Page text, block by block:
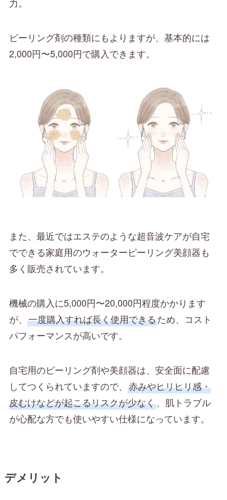
ピーリング剤の種類にもよりますが、基本的には
2,000円〜5,000円で購入できます。
また、最近ではエステのような超音波ケアが自宅
でできる家庭用のウォーターピーリング美顔器も
多く販売されています。
機械の購入に5,000円〜20,000円程度かかります
が、 一度購入すれば長く使用できるため、コスト
パフォーマンスが高いです。
自宅用のピーリング剤や美顔器は、安全面に配慮
してつくられていますので、 赤みやヒリヒリ感・
皮むけなどが起こるリスクが少なく、肌トラブル
が心配な方でも使いやすい仕様になっています。
デメリット